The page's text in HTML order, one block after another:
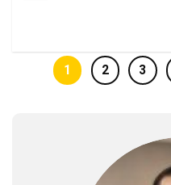
1 2 3